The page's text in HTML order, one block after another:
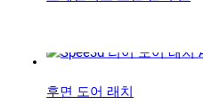
애플리케이션
산업 분야
후면 도어 래치